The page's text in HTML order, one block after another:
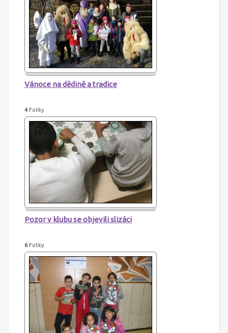
Vánoce na dědině a tradice
4Fotky
Pozor v klubu se objevili slizáci
6Fotky